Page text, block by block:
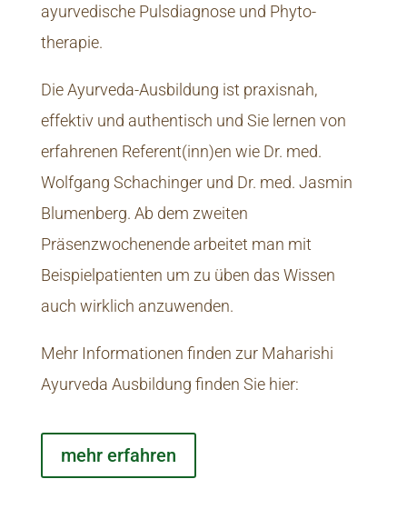
ayurvedische Puls­diagnose und Phyto­
therapie.
Die Ayurveda-Ausbildung ist praxisnah,
effektiv und authentisch und Sie lernen von
erfahrenen Referent(inn)en wie Dr. med.
Wolfgang Schachinger und Dr. med. Jasmin
Blumenberg. Ab dem zweiten
Präsenzwochenende arbeitet man mit
Beispielpatienten um zu üben das Wissen
auch wirklich anzuwenden.
Mehr Informationen finden zur Maharishi
Ayurveda Ausbildung finden Sie hier:
mehr erfahren